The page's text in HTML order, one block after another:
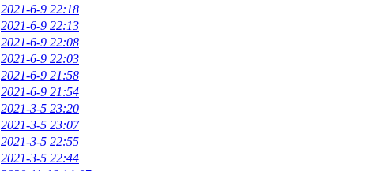
2021-6-9 22:18
2021-6-9 22:13
2021-6-9 22:08
2021-6-9 22:03
2021-6-9 21:58
2021-6-9 21:54
2021-3-5 23:20
2021-3-5 23:07
2021-3-5 22:55
2021-3-5 22:44